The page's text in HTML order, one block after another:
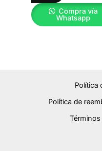
Compra vía
Whatsapp
Política
Política de